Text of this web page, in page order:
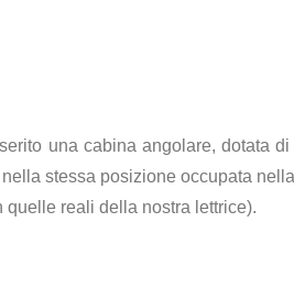
una cabina angolare, dotata
stessa posizione occupata
reali della nostra lettrice).